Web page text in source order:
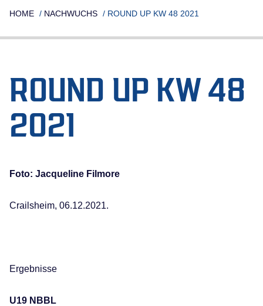
HOME / NACHWUCHS / ROUND UP KW 48 2021
ROUND UP KW 48
2021
Foto: Jacqueline Filmore
Crailsheim, 06.12.2021.
Ergebnisse
U19 NBBL